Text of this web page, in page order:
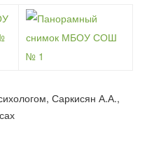
Саркисян А.А.,